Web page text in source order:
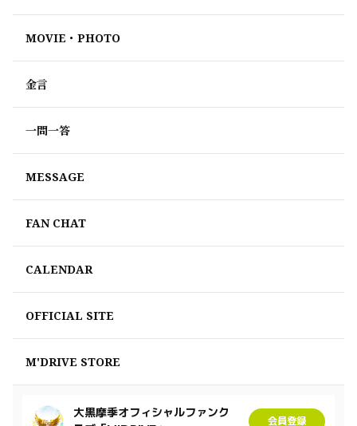
MOVIE・PHOTO
金言
一問一答
MESSAGE
FAN CHAT
CALENDAR
OFFICIAL SITE
M'DRIVE STORE
大黒摩季オフィシャルファンク
会員登録